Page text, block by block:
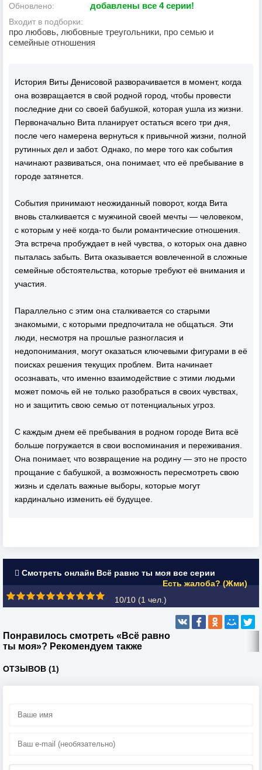
Обновлено: добавлены все 4 серии!
Входит в подборки:
про любовь, любовные треугольники, про семью и
семейные отношения
История Виты Денисовой разворачивается в момент, когда
она возвращается в свой родной город, чтобы провести
последние дни со своей бабушкой, которая ушла из жизни.
Первоначально Вита планирует остаться всего три дня,
после чего намерена вернуться к привычной жизни, полной
рутинных дел и забот. Однако, по мере того как события
начинают развиваться, она понимает, что её пребывание в
городе затянется.
События принимают неожиданный поворот, когда Вита
вновь сталкивается с мужчиной своей мечты — человеком,
с которым у неё когда-то были романтические отношения.
Эта встреча пробуждает в ней чувства, о которых она давно
пыталась забыть. Вита оказывается вовлеченной в сложные
семейные обстоятельства, которые требуют её внимания и
участия.
Параллельно с этим она сталкивается со старыми
знакомыми, с которыми предпочитала не общаться. Эти
люди, несмотря на прошлые разногласия и
недопонимания, могут оказаться ключевыми фигурами в её
поисках решения текущих проблем. Вита начинает
осознавать, что именно взаимодействие с этими людьми
может помочь ей не только разобраться в своих чувствах,
но и защитить свою семью от потенциальных угроз.
С каждым днем её пребывания в родном городе Вита всё
больше погружается в свои воспоминания и переживания.
Она понимает, что возвращение на родину — это не просто
прощание с бабушкой, а возможность пересмотреть свою
жизнь и сделать важные выборы, которые могут
кардинально изменить её будущее.
Смотреть онлайн Всё равно ты моя все серии
Есть жалоба? (Жми)
10/10 (1 чел.)
Понравилось смотреть «Всё равно
ты моя»? Рекомендуем также
ОТЗЫВОВ (1)